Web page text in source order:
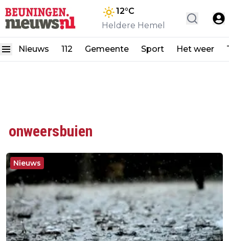
12°C
Heldere Hemel
Nieuws 112 Gemeente Sport Het weer
onweersbuien
Nieuws